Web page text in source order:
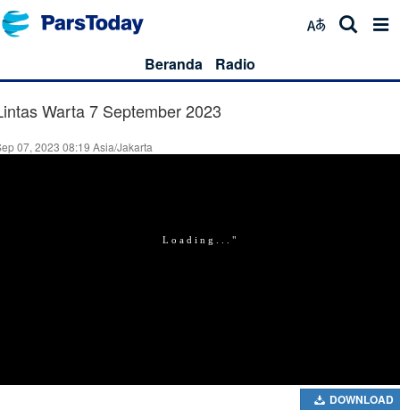
Beranda Radio
Warta 7 September 2023
07, 2023 08:19 Asia/Jakarta
DOWNLOAD